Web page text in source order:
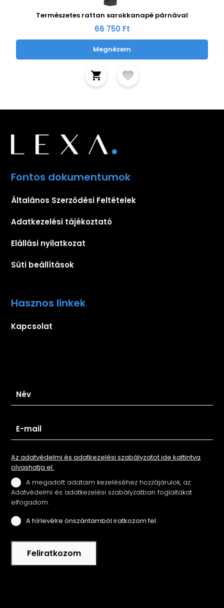
Természetes rattan sarokkanapé párnával
66 750 Ft
Megnézem
Fontos dokumentumok
Általános Szerződési Feltételek
Adatkezelési tájékoztató
Elállási nyilatkozat
Süti beállítások
Hasznos linkek
Kapcsolat
Az adatvédelmi és adatkezelési szabályzatot ide kattintva
olvashatja el.
A megadott adataim kezeléséhez hozzájárulok, az
Adatvédelmi és adatkezelési szabályzatban foglaltakat
elfogadom.
A hírlevélre önszántamból iratkozom fel.
Feliratkozom